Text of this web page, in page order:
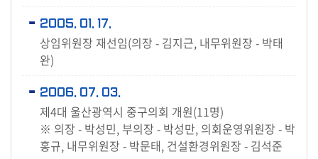
2005. 01. 17.
상임위원장 재선임(의장 - 김지근, 내무위원장 - 박태
완)
2006. 07. 03.
제4대 울산광역시 중구의회 개원(11명)
※ 의장 - 박성민, 부의장 - 박성만, 의회운영위원장 - 박
홍규, 내무위원장 - 박문태, 건설환경위원장 - 김석준